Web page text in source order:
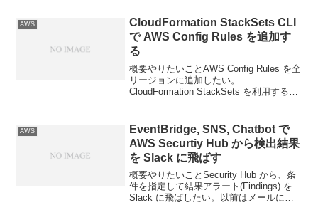
GuardDuty ログ...
AWS
CloudFormation StackSets CLI
で AWS Config Rules を追加す
る
概要やりたいことAWS Config Rules を全
リージョンに追加したい。
CloudFormation StackSets を利用する。
AWS
EventBridge, SNS, Chatbot で
AWS Securtiy Hub から検出結果
を Slack に飛ばす
概要やりたいことSecurity Hub から、条
件を指定して結果アラート(Findings) を
Slack に飛ばしたい。以前はメールに飛